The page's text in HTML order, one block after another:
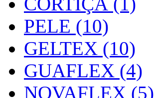
PELE (10)
GELTEX (10)
GUAFLEX (4)
NOVAFLEX (5)